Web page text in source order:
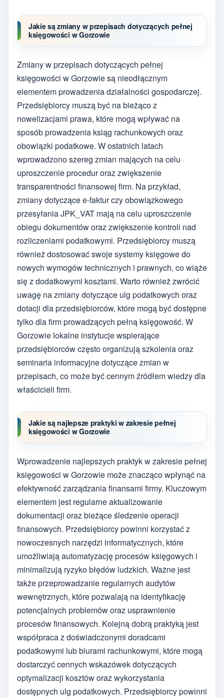
Jakie są zmiany w przepisach dotyczących pełnej
księgowości w Gorzowie
Zmiany w przepisach dotyczących pełnej
księgowości w Gorzowie są nieodłącznym
elementem prowadzenia działalności gospodarczej.
Przedsiębiorcy muszą być na bieżąco z
nowelizacjami prawa, które mogą wpływać na
sposób prowadzenia ksiąg rachunkowych oraz
obowiązki podatkowe. W ostatnich latach
wprowadzono szereg zmian mających na celu
uproszczenie procedur oraz zwiększenie
transparentności finansowej firm. Na przykład,
zmiany dotyczące e-faktur czy obowiązkowego
przesyłania JPK_VAT mają na celu uproszczenie
obiegu dokumentów oraz zwiększenie kontroli nad
rozliczeniami podatkowymi. Przedsiębiorcy muszą
również dostosować swoje systemy księgowe do
nowych wymogów technicznych i prawnych, co wiąże
się z dodatkowymi kosztami. Warto również zwrócić
uwagę na zmiany dotyczące ulg podatkowych oraz
dotacji dla przedsiębiorców, które mogą być dostępne
tylko dla firm prowadzących pełną księgowość. W
Gorzowie lokalne instytucje wspierające
przedsiębiorców często organizują szkolenia oraz
seminaria informacyjne dotyczące zmian w
przepisach, co może być cennym źródłem wiedzy dla
właścicieli firm.
Jakie są najlepsze praktyki w zakresie pełnej
księgowości w Gorzowie
Wprowadzenie najlepszych praktyk w zakresie pełnej
księgowości w Gorzowie może znacząco wpłynąć na
efektywność zarządzania finansami firmy. Kluczowym
elementem jest regularne aktualizowanie
dokumentacji oraz bieżące śledzenie operacji
finansowych. Przedsiębiorcy powinni korzystać z
nowoczesnych narzędzi informatycznych, które
umożliwiają automatyzację procesów księgowych i
minimalizują ryzyko błędów ludzkich. Ważne jest
także przeprowadzanie regularnych audytów
wewnętrznych, które pozwalają na identyfikację
potencjalnych problemów oraz usprawnienie
procesów finansowych. Kolejną dobrą praktyką jest
współpraca z doświadczonymi doradcami
podatkowymi lub biurami rachunkowymi, które mogą
dostarczyć cennych wskazówek dotyczących
optymalizacji kosztów oraz wykorzystania
dostępnych ulg podatkowych. Przedsiębiorcy powinni